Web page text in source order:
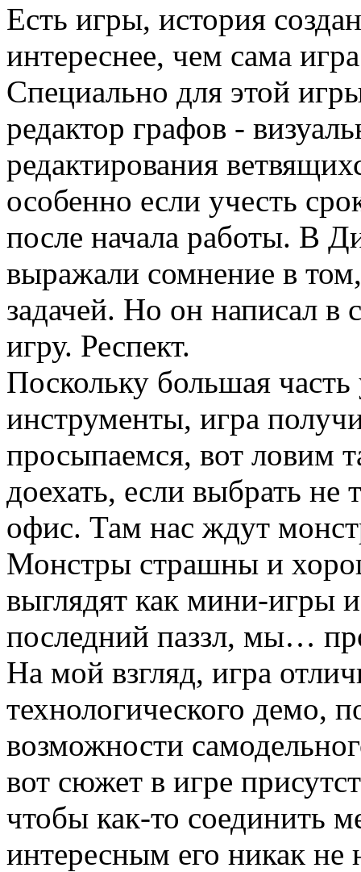
Есть игры, история
интереснее, чем сама
Специально для этой
редактор графов -
редактирования
особенно если учесть
после начала работы. В
выражали сомнение в
задачей. Но он написал в
игру. Респект.
Поскольку большая
инструменты, игра
просыпаемся, вот ловим
доехать, если выбрать не
офис. Там нас ждут
Монстры страшны и
выглядят как мини-игры
последний паззл, мы…
На мой взгляд, игра
технологического демо,
возможности
вот сюжет в игре
чтобы как-то соединить
интересным его никак не